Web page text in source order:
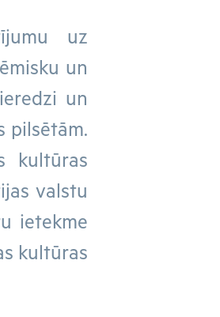
uz
un
un
pilsētām.
kultūras
valstu
ietekme
kultūras